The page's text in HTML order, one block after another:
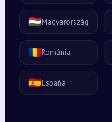
🇭🇺Magyarország
🇷🇴România
🇪🇸España